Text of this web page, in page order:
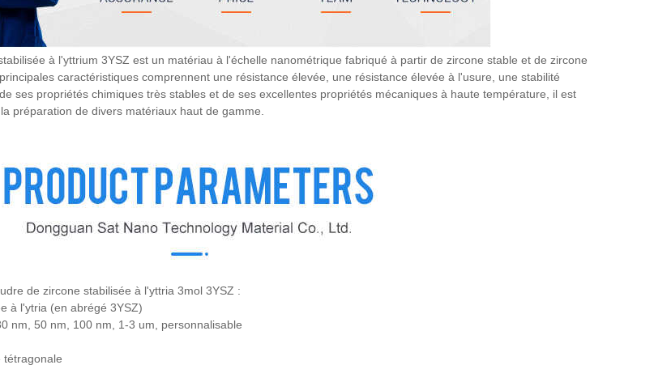
à l'yttrium 3YSZ est un matériau à l'échelle nanométrique fabriqué à partir de zircone stable et de zircone
caractéristiques comprennent une résistance élevée, une résistance élevée à l'usure, une stabilité
ses propriétés chimiques très stables et de ses excellentes propriétés mécaniques à haute température, il est
préparation de divers matériaux haut de gamme.
de zircone stabilisée à l'yttria 3mol 3YSZ :
à l'ytria (en abrégé 3YSZ)
nm, 50 nm, 100 nm, 1-3 um, personnalisable
tétragonale